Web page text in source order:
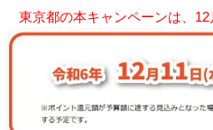
東京都の本キャンペーンは、